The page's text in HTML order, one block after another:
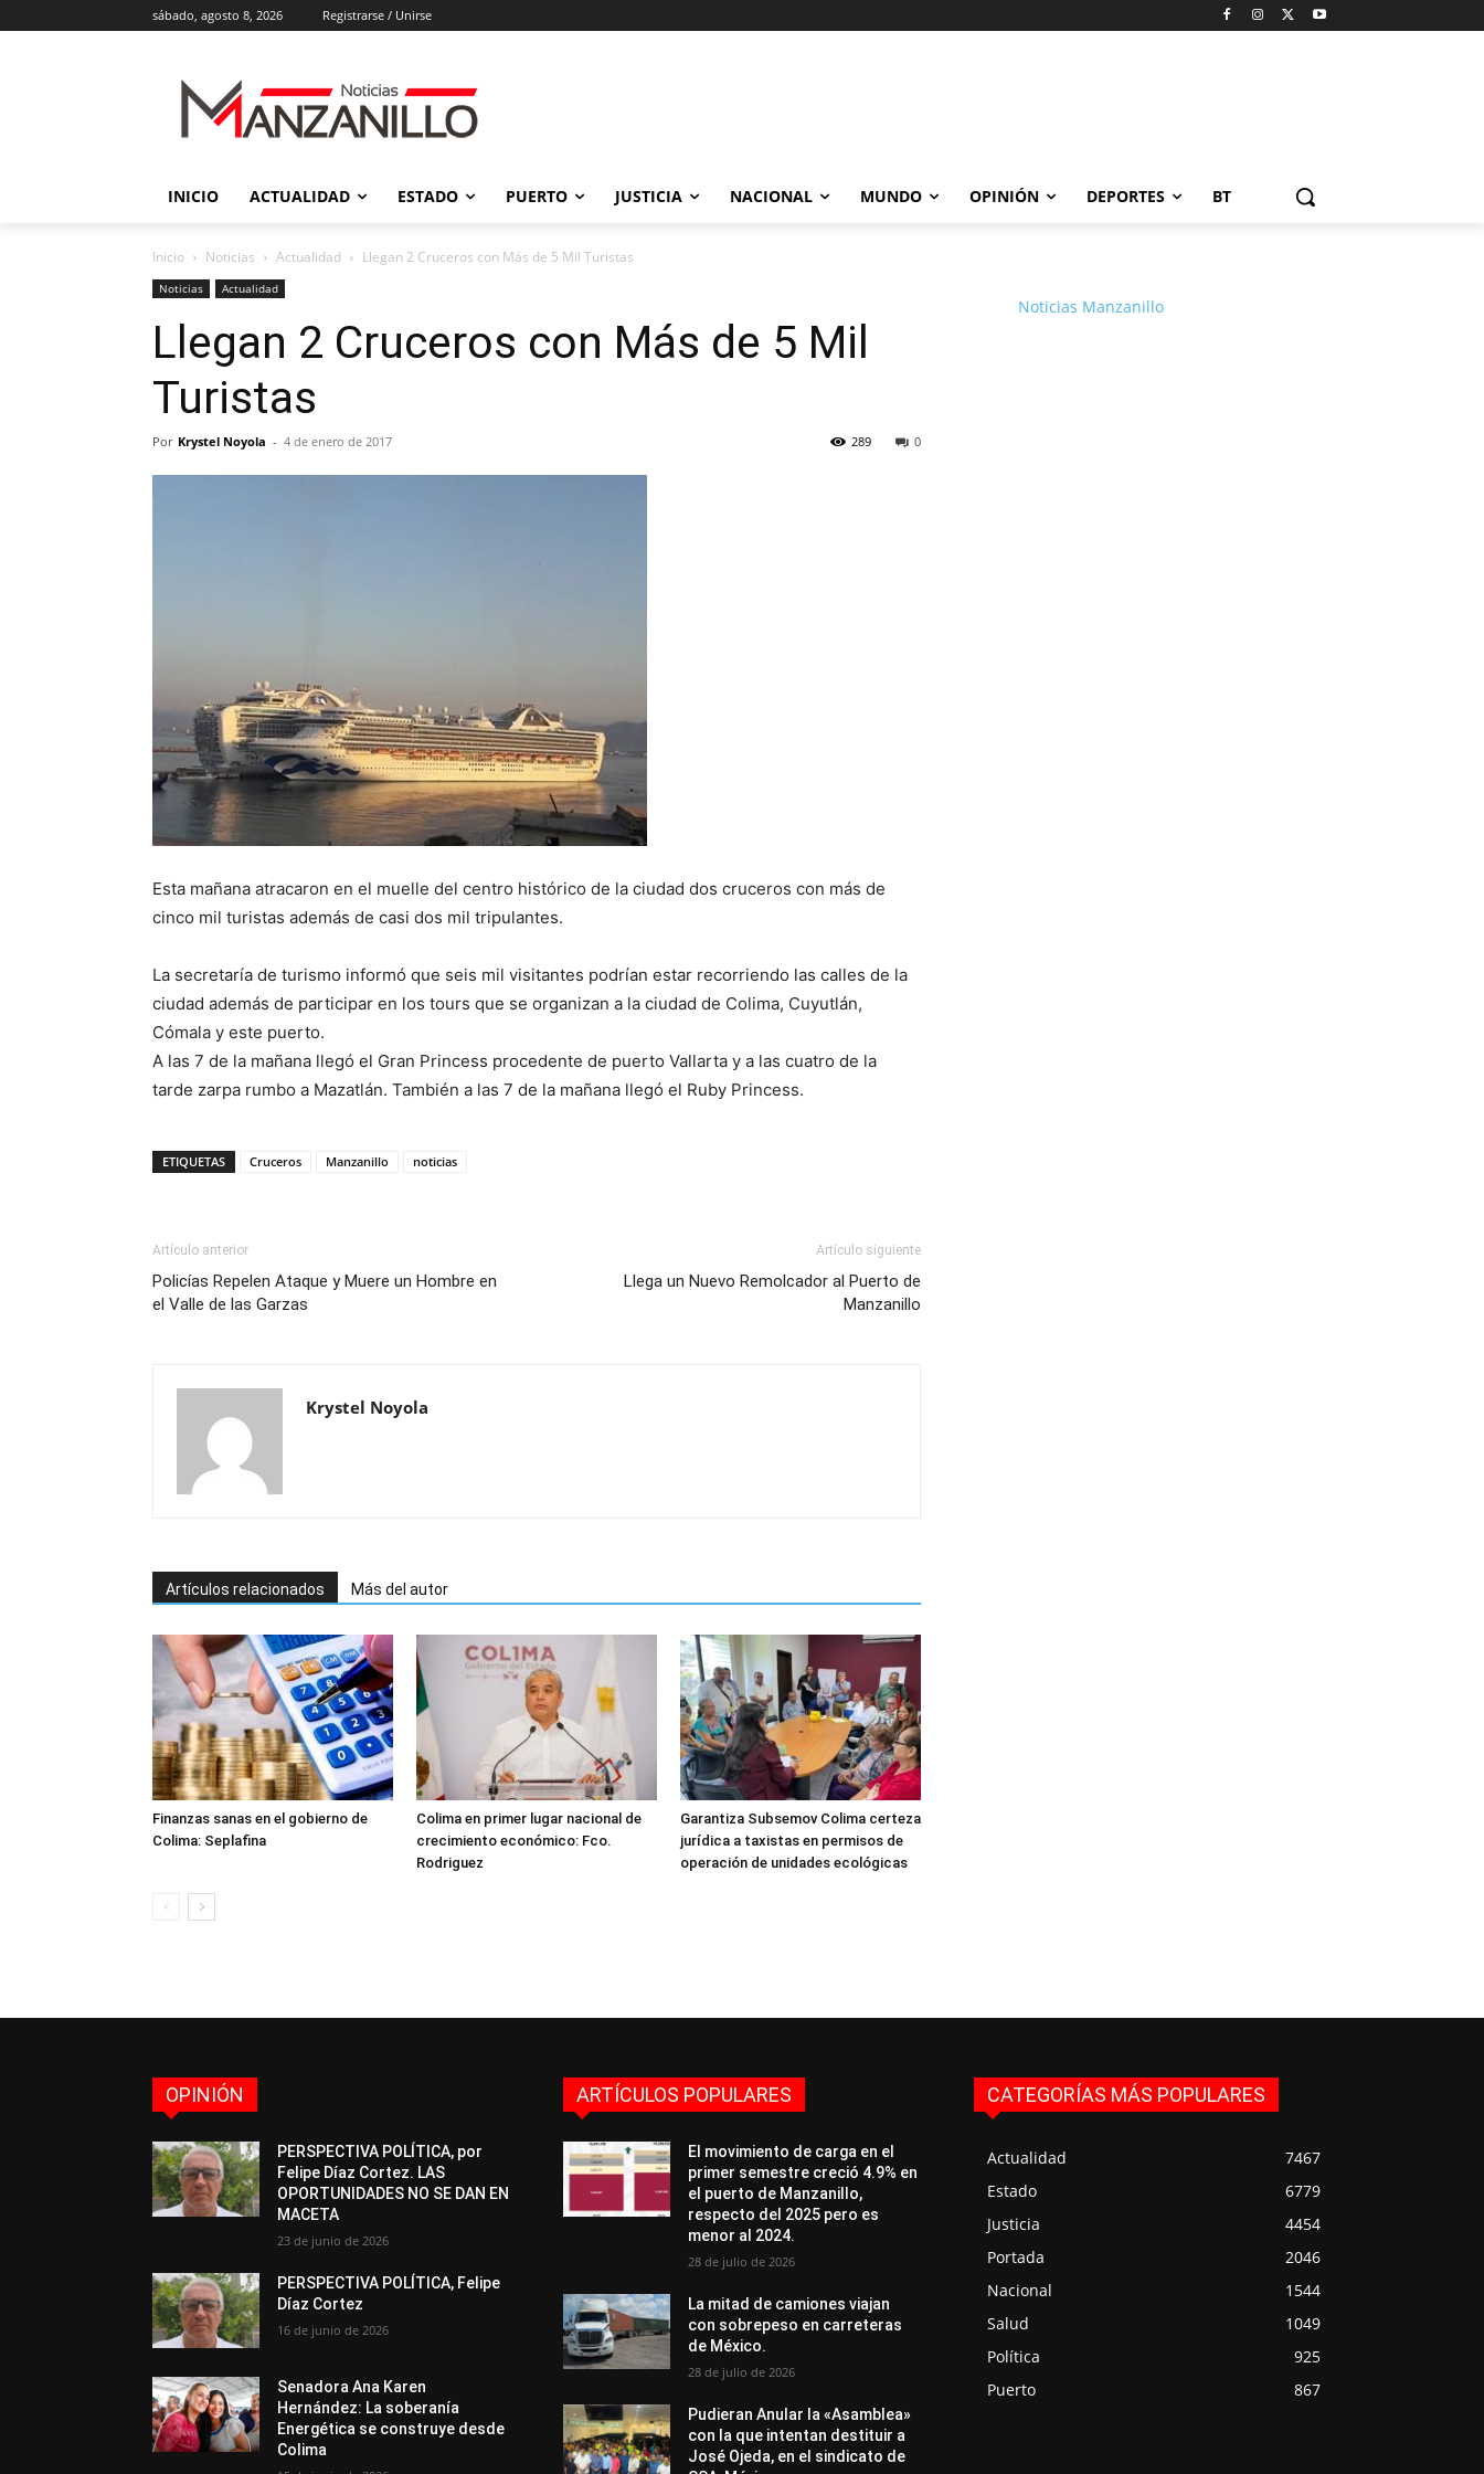
sábado, agosto 8, 2026 Registrarse / Unirse
INICIO ACTUALIDAD ESTADO PUERTO JUSTICIA NACIONAL MUNDO OPINIÓN DEPORTES BT
Inicio Noticias Actualidad Llegan 2 Cruceros con Más de 5 Mil Turistas
Noticias Actualidad
Llegan 2 Cruceros con Más de 5 Mil
Turistas
Por Krystel Noyola - 4 de enero de 2017 0
289
Esta mañana atracaron en el muelle del centro histórico de la ciudad dos cruceros con más de
cinco mil turistas además de casi dos mil tripulantes.
La secretaría de turismo informó que seis mil visitantes podrían estar recorriendo las calles de la
ciudad además de participar en los tours que se organizan a la ciudad de Colima, Cuyutlán,
Cómala y este puerto.
A las 7 de la mañana llegó el Gran Princess procedente de puerto Vallarta y a las cuatro de la
tarde zarpa rumbo a Mazatlán. También a las 7 de la mañana llegó el Ruby Princess.
ETIQUETAS Cruceros Manzanillo noticias
Artículo anterior
Policías Repelen Ataque y Muere un Hombre en
el Valle de las Garzas
Artículo siguiente
Llega un Nuevo Remolcador al Puerto de
Manzanillo
Krystel Noyola
Artículos relacionados Más del autor
Finanzas sanas en el gobierno de
Colima: Seplafina
Colima en primer lugar nacional de
crecimiento económico: Fco.
Rodriguez
Garantiza Subsemov Colima certeza
jurídica a taxistas en permisos de
operación de unidades ecológicas
Noticias Manzanillo
OPINIÓN
PERSPECTIVA POLÍTICA, por
Felipe Díaz Cortez. LAS
OPORTUNIDADES NO SE DAN EN
MACETA
23 de junio de 2026
PERSPECTIVA POLÍTICA, Felipe
Díaz Cortez
16 de junio de 2026
Senadora Ana Karen
Hernández: La soberanía
Energética se construye desde
Colima
ARTÍCULOS POPULARES
El movimiento de carga en el
primer semestre creció 4.9% en
el puerto de Manzanillo,
respecto del 2025 pero es
menor al 2024.
28 de julio de 2026
La mitad de camiones viajan
con sobrepeso en carreteras
de México.
28 de julio de 2026
Pudieran Anular la «Asamblea»
con la que intentan destituir a
José Ojeda, en el sindicato de
CATEGORÍAS MÁS POPULARES
Actualidad
7467
Estado
6779
Justicia
4454
Portada
2046
Nacional
1544
Salud
1049
Política
925
Puerto
867